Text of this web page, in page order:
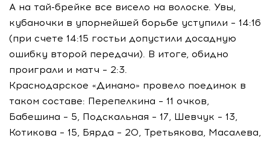
А на тай-брейке все висело на волоске. Увы,
кубаночки в упорнейшей борьбе уступили – 14:16
(при счете 14:15 гостьи допустили досадную
ошибку второй передачи). В итоге, обидно
проиграли и матч – 2:3.
Краснодарское «Динамо» провело поединок в
таком составе: Перепелкина – 11 очков,
Бабешина – 5, Подскальная – 17, Шевчук – 13,
Котикова – 15, Бярда – 20, Третьякова, Масалева,